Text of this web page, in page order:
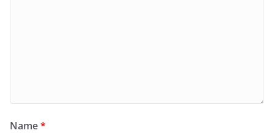
Name*